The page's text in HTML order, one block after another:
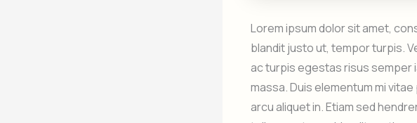
Lorem ipsum dolor sit amet,
blandit justo ut, tempor turpis.
ac turpis egestas risus semper
massa. Duis elementum mi
arcu aliquet in. Etiam sed